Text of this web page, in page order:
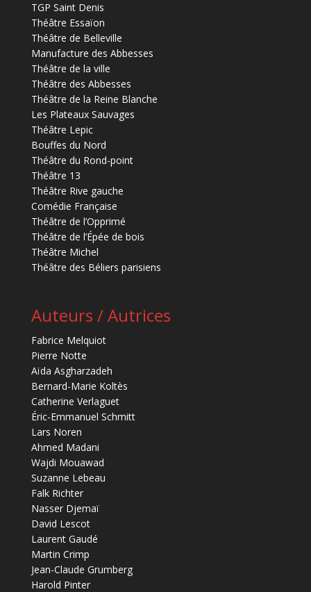
TGP Saint Denis
Théâtre Essaïon
Théâtre de Belleville
Manufacture des Abbesses
Théâtre de la ville
Théâtre des Abbesses
Théâtre de la Reine Blanche
Les Plateaux Sauvages
Théâtre Lepic
Bouffes du Nord
Théâtre du Rond-point
Théâtre 13
Théâtre Rive gauche
Comédie Française
Théâtre de l’Opprimé
Théâtre de l’Épée de bois
Théâtre Michel
Théâtre des Béliers parisiens
Auteurs / Autrices
Fabrice Melquiot
Pierre Notte
Aïda Asgharzadeh
Bernard-Marie Koltès
Catherine Verlaguet
Éric-Emmanuel Schmitt
Lars Noren
Ahmed Madani
Wajdi Mouawad
Suzanne Lebeau
Falk Richter
Nasser Djemaï
David Lescot
Laurent Gaudé
Martin Crimp
Jean-Claude Grumberg
Harold Pinter